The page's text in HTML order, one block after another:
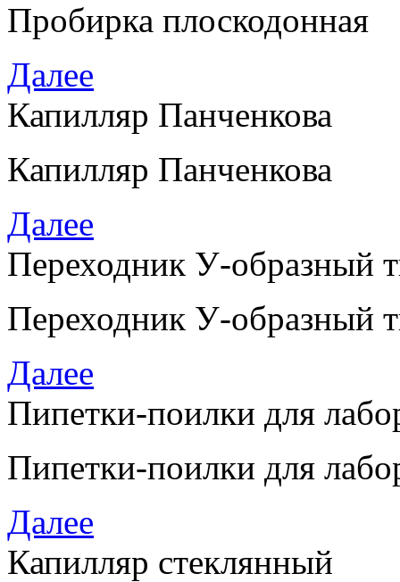
Пробирка плоскодонная
Далее
Капилляр Панченкова
Капилляр Панченкова
Далее
Переходник У-образный
Переходник У-образный
Далее
Пипетки-поилки для
Пипетки-поилки для
Далее
Капилляр стеклянный